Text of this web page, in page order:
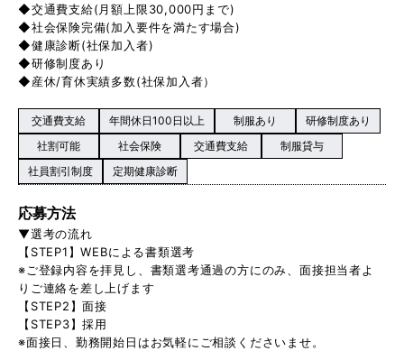
◆交通費支給(月額上限30,000円まで)
◆社会保険完備(加入要件を満たす場合)
◆健康診断(社保加入者)
◆研修制度あり
◆産休/育休実績多数(社保加入者）
交通費支給 年間休日100日以上 制服あり
研修制度あり
社割可能
社会保険 交通費支給
制服貸与
社員割引制度
定期健康診断
応募方法
▼選考の流れ
【STEP1】WEBによる書類選考
※ご登録内容を拝見し、書類選考通過の方にのみ、面接担当者よ
りご連絡を差し上げます
【STEP2】面接
【STEP3】採用
※面接日、勤務開始日はお気軽にご相談くださいませ。